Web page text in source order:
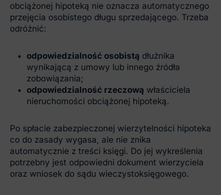
obciążonej hipoteką nie oznacza automatycznego
przejęcia osobistego długu sprzedającego. Trzeba
odróżnić:
odpowiedzialność osobistą dłużnika
wynikającą z umowy lub innego źródła
zobowiązania;
odpowiedzialność rzeczową właściciela
nieruchomości obciążonej hipoteką.
Po spłacie zabezpieczonej wierzytelności hipoteka
co do zasady wygasa, ale nie znika
automatycznie z treści księgi. Do jej wykreślenia
potrzebny jest odpowiedni dokument wierzyciela
oraz wniosek do sądu wieczystoksięgowego.